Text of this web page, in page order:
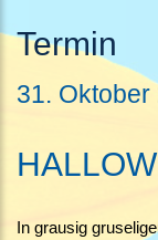
Termin
31. Oktober
In grausig